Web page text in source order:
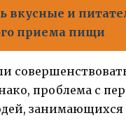
вкусные и
приема пищи
проблема с